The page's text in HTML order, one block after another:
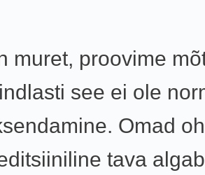
muret, proovime
see ei ole
Omad
tava algab